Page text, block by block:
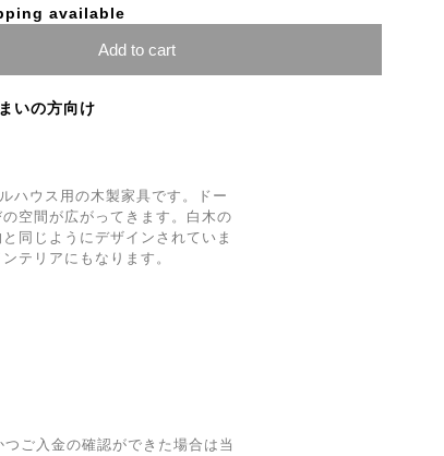
available
Add to cart
いの方向け
ハウス用の木製家具です。ドー
空間が広がってきます。白木の
同じようにデザインされていま
テリアにもなります。
ご入金の確認ができた場合は当